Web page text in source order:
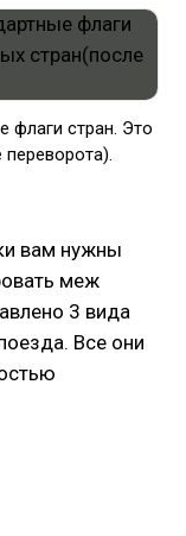
флаги стран. Это
вам нужны
меж
3 вида
Все они